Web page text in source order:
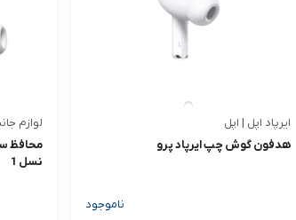
ایرپاد اپل | اپل
هدفون گوش چپ ایرپاد پرو
ناموجود
لوازم
محافظ
نسل 1